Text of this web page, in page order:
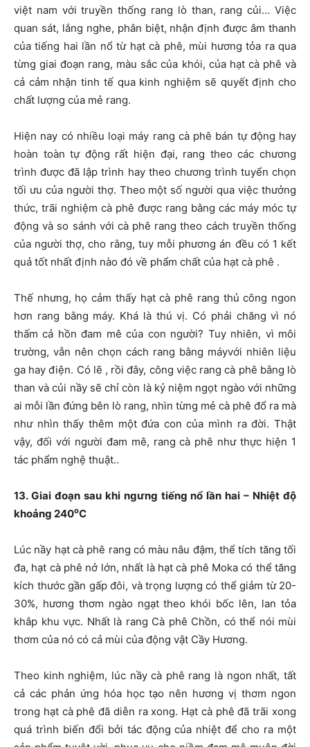
việt nam với truyền thống rang lò than, rang củi… Việc
quan sát, lắng nghe, phân biệt, nhận định được âm thanh
của tiếng hai lần nổ từ hạt cà phê, mùi hương tỏa ra qua
từng giai đoạn rang, màu sắc của khói, của hạt cà phê và
cả cảm nhận tinh tế qua kinh nghiệm sẽ quyết định cho
chất lượng của mẻ rang.
Hiện nay có nhiều loại máy rang cà phê bán tự động hay
hoàn toàn tự động rất hiện đại, rang theo các chương
trình được đã lập trình hay theo chương trình tuyển chọn
tối ưu của người thợ. Theo một số người qua việc thưởng
thức, trãi nghiệm cà phê được rang bằng các máy móc tự
động và so sánh với cà phê rang theo cách truyền thống
của người thợ, cho rằng, tuy mỗi phương án đều có 1 kết
quả tốt nhất định nào đó về phẩm chất của hạt cà phê .
Thế nhưng, họ cảm thấy hạt cà phê rang thủ công ngon
hơn rang bằng máy. Khá là thú vị. Có phải chăng vì nó
thấm cả hồn đam mê của con người? Tuy nhiên, vì môi
trường, vẫn nên chọn cách rang bằng máyvới nhiên liệu
ga hay điện. Có lẽ , rồi đây, công việc rang cà phê bằng lò
than và củi nầy sẽ chỉ còn là kỷ niệm ngọt ngào với những
ai mỗi lần đứng bên lò rang, nhìn từng mẻ cà phê đổ ra mà
như nhìn thấy thêm một đứa con của mình ra đời. Thật
vậy, đối với người đam mê, rang cà phê như thực hiện 1
tác phẩm nghệ thuật..
13. Giai đoạn sau khi ngưng tiếng nổ lần hai – Nhiệt độ
khoảng 240oC
Lúc nầy hạt cà phê rang có màu nâu đậm, thể tích tăng tối
đa, hạt cà phê nở lớn, nhất là hạt cà phê Moka có thể tăng
kích thước gần gấp đôi, và trọng lượng có thể giảm từ 20-
30%, hương thơm ngào ngạt theo khói bốc lên, lan tỏa
khắp khu vực. Nhất là rang Cà phê Chồn, có thể nói mùi
thơm của nó có cả mùi của động vật Cầy Hương.
Theo kinh nghiệm, lúc nầy cà phê rang là ngon nhất, tất
cả các phản ứng hóa học tạo nên hương vị thơm ngon
trong hạt cà phê đã diễn ra xong. Hạt cà phê đã trãi xong
quá trình biến đổi bởi tác động của nhiệt để cho ra một